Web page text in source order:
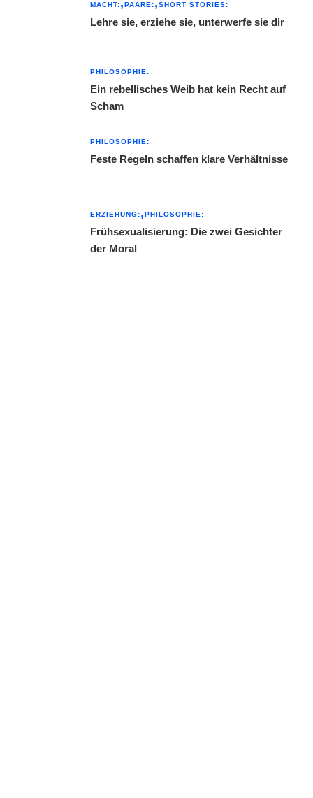
MACHT: PAARE: SHORT STORIES:
Lehre sie, erziehe sie, unterwerfe sie dir
PHILOSOPHIE:
Ein rebellisches Weib hat kein Recht auf
Scham
PHILOSOPHIE:
Feste Regeln schaffen klare Verhältnisse
ERZIEHUNG: PHILOSOPHIE:
Frühsexualisierung: Die zwei Gesichter
der Moral